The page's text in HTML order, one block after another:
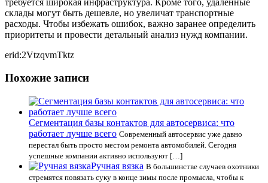
склады могут быть дешевле, но увеличат транспортные
расходы. Чтобы избежать ошибок, важно заранее определить
приоритеты и провести детальный анализ нужд компании.
erid:2VtzqvmTktz
Похожие записи
Сегментация базы контактов для автосервиса: что
работает лучше всего Современный автосервис уже давно
перестал быть просто местом ремонта автомобилей. Сегодня
успешные компании активно используют […]
Ручная вязка В большинстве случаев охотники
стремятся повязать суку в конце зимы после промысла, чтобы к